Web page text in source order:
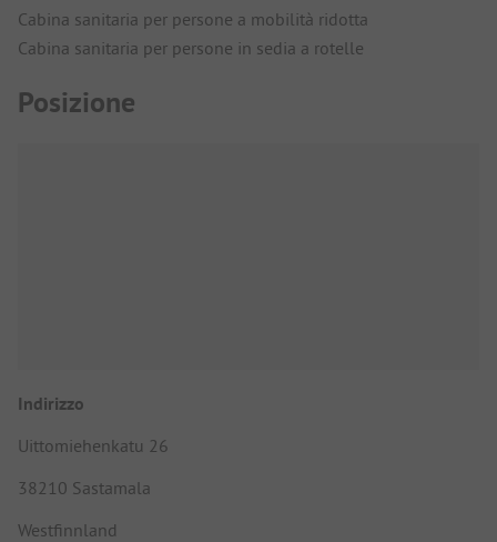
Cabina sanitaria per persone a mobilità ridotta
Cabina sanitaria per persone in sedia a rotelle
Posizione
Indirizzo
Uittomiehenkatu 26
38210 Sastamala
Westfinnland